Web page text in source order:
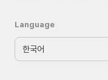
Language